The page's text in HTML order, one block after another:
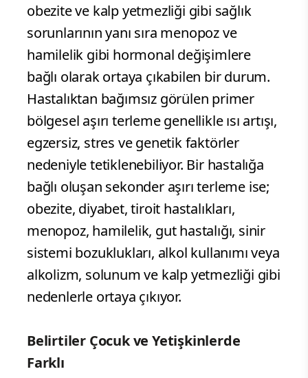
obezite ve kalp yetmezliği gibi sağlık
sorunlarının yanı sıra menopoz ve
hamilelik gibi hormonal değişimlere
bağlı olarak ortaya çıkabilen bir durum.
Hastalıktan bağımsız görülen primer
bölgesel aşırı terleme genellikle ısı artışı,
egzersiz, stres ve genetik faktörler
nedeniyle tetiklenebiliyor. Bir hastalığa
bağlı oluşan sekonder aşırı terleme ise;
obezite, diyabet, tiroit hastalıkları,
menopoz, hamilelik, gut hastalığı, sinir
sistemi bozuklukları, alkol kullanımı veya
alkolizm, solunum ve kalp yetmezliği gibi
nedenlerle ortaya çıkıyor.
Belirtiler Çocuk ve Yetişkinlerde
Farklı